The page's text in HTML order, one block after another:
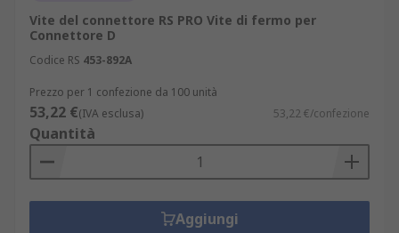
Vite del connettore RS PRO Vite di fermo per
Connettore D
Codice RS 453-892A
Prezzo per 1 confezione da 100 unità
53,22 €(IVA esclusa) 53,22 €/confezione
Quantità
Aggiungi